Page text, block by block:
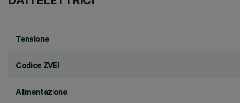
Tensione
Codice ZVEI
Alimentazione